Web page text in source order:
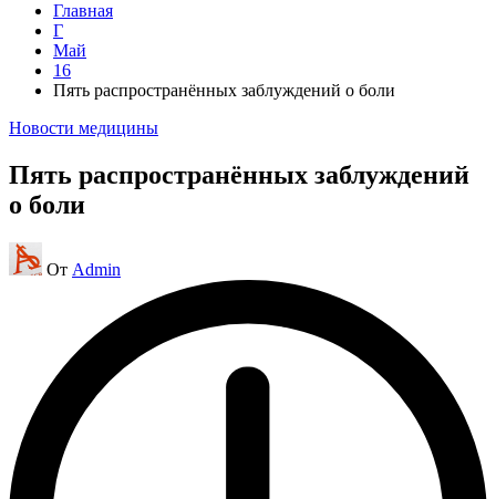
Главная
Г
Май
16
Пять распространённых заблуждений о боли
Опубликовано
Новости медицины
Пять распространённых заблуждений
о боли
Запись
от
От Admin